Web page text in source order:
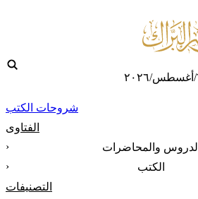
شروحات الكتب
الفتاوى
الدروس والمحاضرات
‹
الكتب
‹
التصنيفات